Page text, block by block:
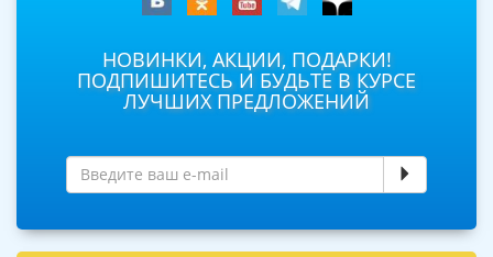
НОВИНКИ, АКЦИИ, ПОДАРКИ!
ПОДПИШИТЕСЬ И БУДЬТЕ В КУРСЕ
ЛУЧШИХ ПРЕДЛОЖЕНИЙ